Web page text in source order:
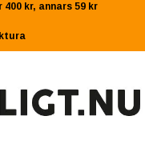
kr, annars 59 kr